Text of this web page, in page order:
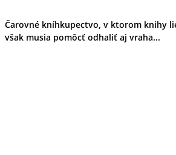
Čarovné kníhkupectvo, v ktorom knihy
však musia pomôcť odhaliť aj vraha...